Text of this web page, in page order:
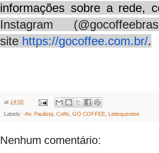
informações sobre a rede, c
Instagram
site https://gocoffee.com.br/.
at 14:00
Labels: -Av. Paulista Coffe GO COFFEE Leitequentee
Nenhum comentário: